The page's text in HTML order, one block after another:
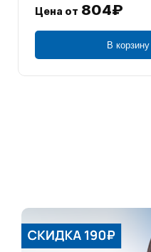
Цена от 804₽
В корзину